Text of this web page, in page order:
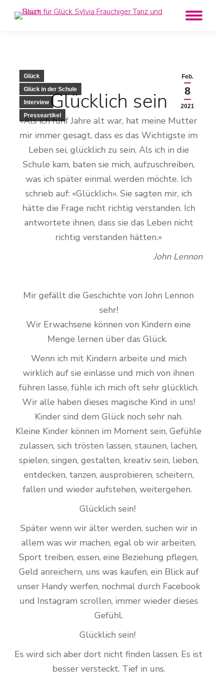
Feb.
8
2021
Glück
Glück in der Schule
Interview
Presseartikel
Glücklich sein
«Als ich fünf Jahre alt war, hat meine Mutter
mir immer gesagt, dass es das Wichtigste im
Leben sei, glücklich zu sein. Als ich in die
Schule kam, baten sie mich, aufzuschreiben,
was ich später einmal werden möchte. Ich
schrieb auf: «Glücklich». Sie sagten mir, ich
hätte die Frage nicht richtig verstanden. Ich
antwortete ihnen, dass sie das Leben nicht
richtig verstanden hätten.»
John Lennon
Mir gefällt die Geschichte von John Lennon
sehr!
Wir Erwachsene können von Kindern eine
Menge lernen über das Glück.
Wenn ich mit Kindern arbeite und mich
wirklich auf sie einlasse und mich von ihnen
führen lasse, fühle ich mich oft sehr glücklich.
Wir alle haben dieses magische Kind in uns!
Kinder sind dem Glück noch sehr nah.
Kleine Kinder können im Moment sein, Gefühle
zulassen, sich trösten lassen, staunen, lachen,
spielen, singen, gestalten, kreativ sein, lieben,
entdecken, tanzen, ausprobieren, scheitern,
fallen und wieder aufstehen, weitergehen.
Glücklich sein!
Später wenn wir älter werden, suchen wir in
allem was wir machen, egal ob wir arbeiten,
Sport treiben, essen, eine Beziehung pflegen,
Geld anreichern, uns was kaufen, ein Blick auf
unser Handy werfen, nochmal durch Facebook
und Instagram scrollen, immer wieder dieses
Gefühl.
Glücklich sein!
Es wird sich aber dort nicht finden lassen. Es ist
besser versteckt. Tief in uns.